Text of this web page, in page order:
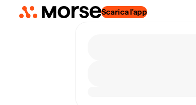
Scarica l'app